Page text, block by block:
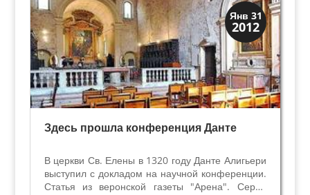
Янв 31
2012
Верона
Средневековая
Здесь прошла конференция Данте
В церкви Св. Елены в 1320 году Данте Алигьери
выступил с докладом на научной конференции.
Статья из веронской газеты "Арена". Серия